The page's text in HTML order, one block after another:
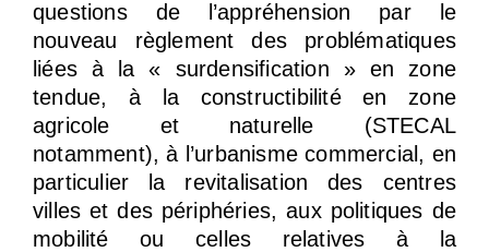
questions de l’appréhension par le
nouveau règlement des problématiques
liées à la « surdensification » en zone
tendue, à la constructibilité en zone
agricole et naturelle (STECAL
notamment), à l’urbanisme commercial, en
particulier la revitalisation des centres
villes et des périphéries, aux politiques de
mobilité ou celles relatives à la